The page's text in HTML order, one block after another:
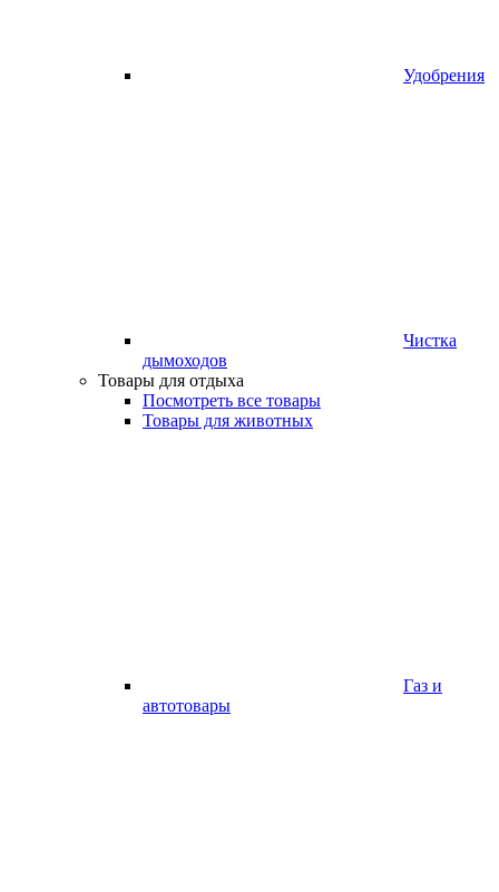
Удобрения
Чистка
дымоходов
Товары для отдыха
Посмотреть все товары
Товары для животных
Газ и
автотовары